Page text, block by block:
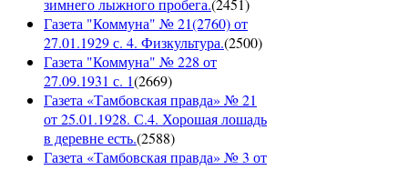
зимнего лыжного пробега.(2451)
Газета "Коммуна" № 21(2760) от
27.01.1929 с. 4. Физкультура.(2500)
Газета "Коммуна" № 228 от
27.09.1931 с. 1(2669)
Газета «Тамбовская правда» № 21
от 25.01.1928. С.4. Хорошая лошадь
в деревне есть.(2588)
Газета «Тамбовская правда» № 3 от